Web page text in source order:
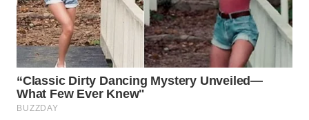
WN
PRIANGAN
TIMUR
WN
SEMARANG